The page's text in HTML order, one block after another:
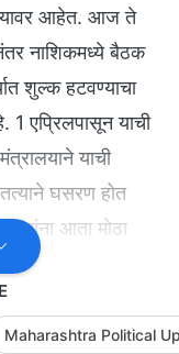
आहेत. आज ते
नाशिकमध्ये बैठक
शुल्क हटवण्याचा
1 एप्रिलपासून याची
याची
घसरण होत
त्यांना आता मोठा
Maharashtra Political